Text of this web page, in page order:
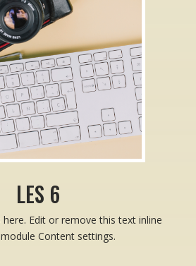
LES 6
Edit or remove this text inline
Content settings.